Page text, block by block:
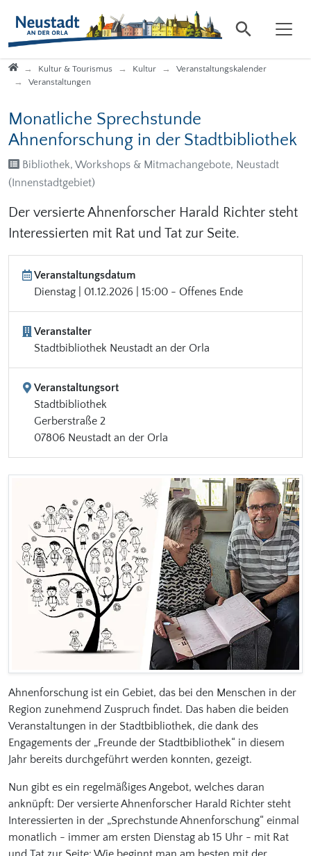
StartseiteKultur & Tourismus Kultur
Veranstaltungskalender
Veranstaltungen
Monatliche Sprechstunde
Ahnenforschung in der Stadtbibliothek
Bibliothek, Workshops & Mitmachangebote, Neustadt
(Innenstadtgebiet)
Der versierte Ahnenforscher Harald Richter steht
Interessierten mit Rat und Tat zur Seite.
Veranstaltungsdatum
Dienstag | 01.12.2026 | 15:00 - Offenes Ende
Veranstalter
Stadtbibliothek Neustadt an der Orla
Veranstaltungsort
Stadtbibliothek
Gerberstraße 2
07806 Neustadt an der Orla
Ahnenforschung ist ein Gebiet, das bei den Menschen in der
Region zunehmend Zuspruch findet. Das haben die beiden
Veranstaltungen in der Stadtbibliothek, die dank des
Engagements der „Freunde der Stadtbibliothek“ in diesem
Jahr bereits durchgeführt werden konnten, gezeigt.
Nun gibt es ein regelmäßiges Angebot, welches daran
anknüpft: Der versierte Ahnenforscher Harald Richter steht
Interessierten in der „Sprechstunde Ahnenforschung“ einmal
monatlich - immer am ersten Dienstag ab 15 Uhr - mit Rat